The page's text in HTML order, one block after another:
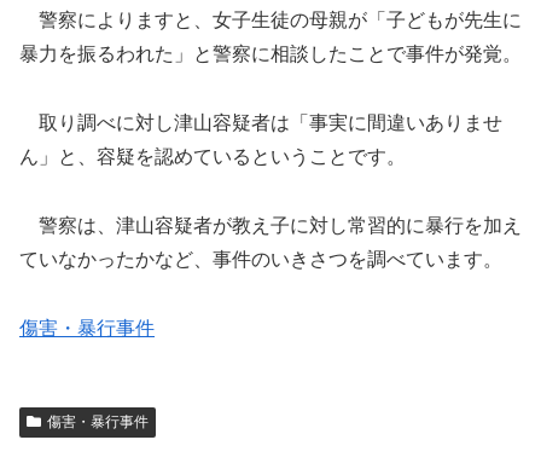
警察によりますと、女子生徒の母親が「子どもが先生に
暴力を振るわれた」と警察に相談したことで事件が発覚。
取り調べに対し津山容疑者は「事実に間違いありませ
ん」と、容疑を認めているということです。
警察は、津山容疑者が教え子に対し常習的に暴行を加え
ていなかったかなど、事件のいきさつを調べています。
傷害・暴行事件
傷害・暴行事件